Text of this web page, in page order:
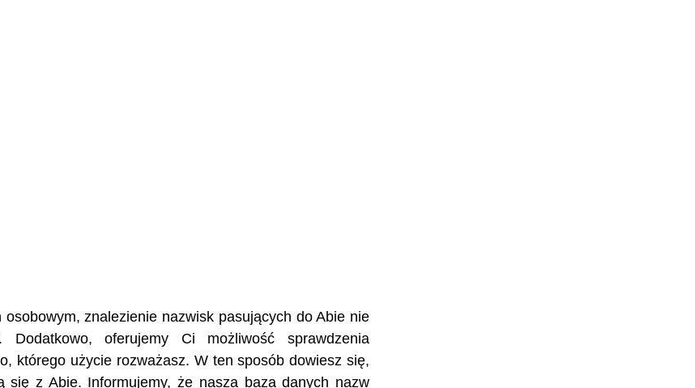
znalezienie nazwisk pasujących do Abie nie
oferujemy Ci możliwość sprawdzenia
którego użycie rozważasz. W ten sposób dowiesz się,
się z Abie. Informujemy, że nasza baza danych nazw